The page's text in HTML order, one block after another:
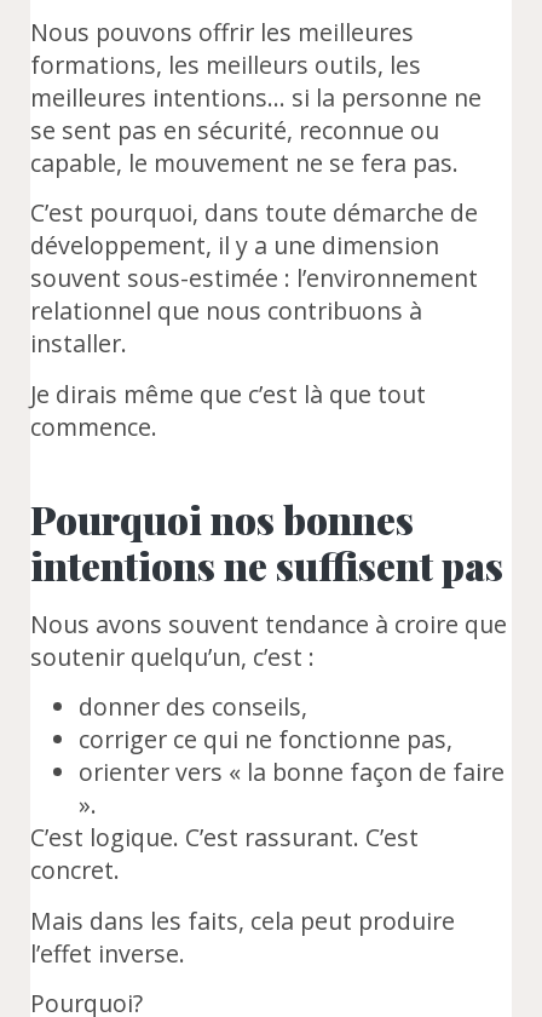
Nous pouvons offrir les meilleures
formations, les meilleurs outils, les
meilleures intentions… si la personne ne
se sent pas en sécurité, reconnue ou
capable, le mouvement ne se fera pas.
C’est pourquoi, dans toute démarche de
développement, il y a une dimension
souvent sous-estimée : l’environnement
relationnel que nous contribuons à
installer.
Je dirais même que c’est là que tout
commence.
Pourquoi nos bonnes
intentions ne suffisent pas
Nous avons souvent tendance à croire que
soutenir quelqu’un, c’est :
donner des conseils,
corriger ce qui ne fonctionne pas,
orienter vers « la bonne façon de faire
».
C’est logique. C’est rassurant. C’est
concret.
Mais dans les faits, cela peut produire
l’effet inverse.
Pourquoi?